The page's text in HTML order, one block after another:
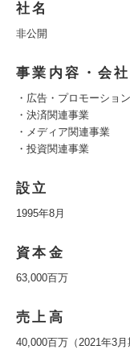
社名
非公開
事業内容・会
・広告・プロモーショ
・決済関連事業
・メディア関連事業
・投資関連事業
設立
1995年8月
資本金
63,000百万
売上高
40,000百万（2021年3月